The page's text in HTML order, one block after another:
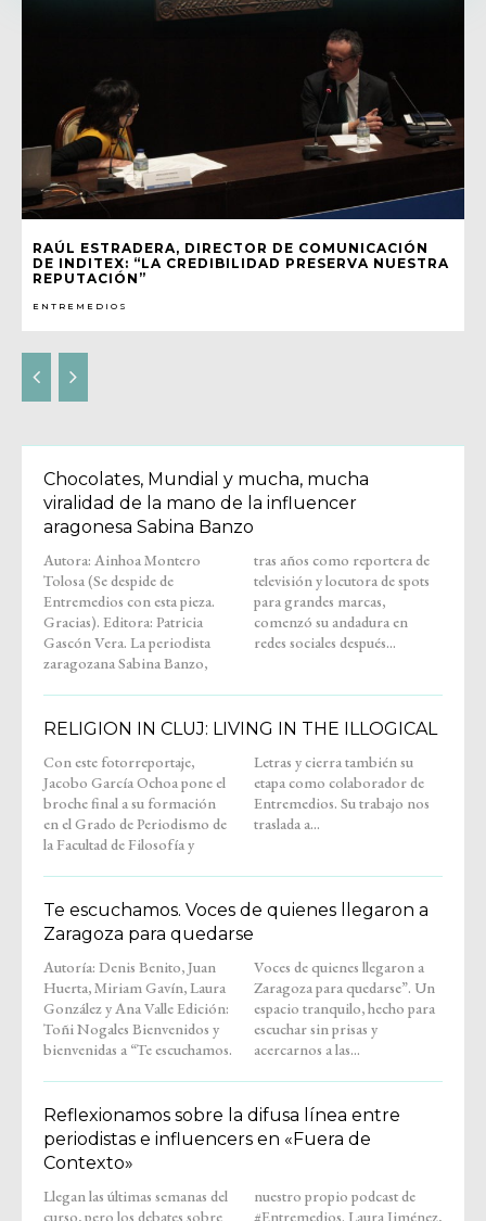
RAÚL ESTRADERA, DIRECTOR DE COMUNICACIÓN
DE INDITEX: “LA CREDIBILIDAD PRESERVA NUESTRA
REPUTACIÓN”
ENTREMEDIOS
Chocolates, Mundial y mucha, mucha
viralidad de la mano de la influencer
aragonesa Sabina Banzo
Autora: Ainhoa Montero
Tolosa (Se despide de
Entremedios con esta pieza.
Gracias). Editora: Patricia
Gascón Vera. La periodista
zaragozana Sabina Banzo,
tras años como reportera de
televisión y locutora de spots
para grandes marcas,
comenzó su andadura en
redes sociales después...
RELIGION IN CLUJ: LIVING IN THE ILLOGICAL
Con este fotorreportaje,
Jacobo García Ochoa pone el
broche final a su formación
en el Grado de Periodismo de
la Facultad de Filosofía y
Letras y cierra también su
etapa como colaborador de
Entremedios. Su trabajo nos
traslada a...
Te escuchamos. Voces de quienes llegaron a
Zaragoza para quedarse
Autoría: Denis Benito, Juan
Huerta, Miriam Gavín, Laura
González y Ana Valle Edición:
Toñi Nogales Bienvenidos y
bienvenidas a “Te escuchamos.
Voces de quienes llegaron a
Zaragoza para quedarse”. Un
espacio tranquilo, hecho para
escuchar sin prisas y
acercarnos a las...
Reflexionamos sobre la difusa línea entre
periodistas e influencers en «Fuera de
Contexto»
Llegan las últimas semanas del
curso, pero los debates sobre
nuestro propio podcast de
#Entremedios. Laura Jiménez,